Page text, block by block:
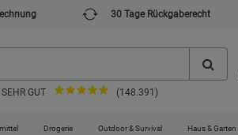
30 Tage Rückgaberecht
GUT (148.391)
Drogerie Outdoor & Survival Haus & Garten